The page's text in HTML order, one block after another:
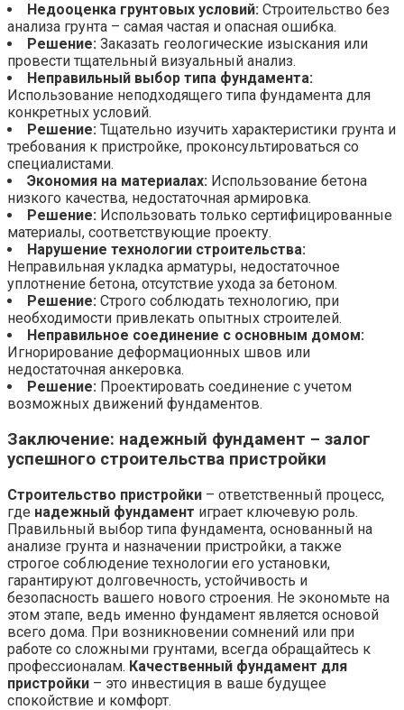
Недооценка грунтовых условий: Строительство без
анализа грунта – самая частая и опасная ошибка.
Решение: Заказать геологические изыскания или
провести тщательный визуальный анализ.
Неправильный выбор типа фундамента:
Использование неподходящего типа фундамента для
конкретных условий.
Решение: Тщательно изучить характеристики грунта и
требования к пристройке, проконсультироваться со
специалистами.
Экономия на материалах: Использование бетона
низкого качества, недостаточная армировка.
Решение: Использовать только сертифицированные
материалы, соответствующие проекту.
Нарушение технологии строительства:
Неправильная укладка арматуры, недостаточное
уплотнение бетона, отсутствие ухода за бетоном.
Решение: Строго соблюдать технологию, при
необходимости привлекать опытных строителей.
Неправильное соединение с основным домом:
Игнорирование деформационных швов или
недостаточная анкеровка.
Решение: Проектировать соединение с учетом
возможных движений фундаментов.
Заключение: надежный фундамент – залог
успешного строительства пристройки
Строительство пристройки – ответственный процесс,
где надежный фундамент играет ключевую роль.
Правильный выбор типа фундамента, основанный на
анализе грунта и назначении пристройки, а также
строгое соблюдение технологии его установки,
гарантируют долговечность, устойчивость и
безопасность вашего нового строения. Не экономьте на
этом этапе, ведь именно фундамент является основой
всего дома. При возникновении сомнений или при
работе со сложными грунтами, всегда обращайтесь к
профессионалам. Качественный фундамент для
пристройки – это инвестиция в ваше будущее
спокойствие и комфорт.